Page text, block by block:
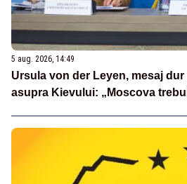
5 aug. 2026, 14:49
Ursula von der Leyen, mesaj
asupra Kievului: „Moscova